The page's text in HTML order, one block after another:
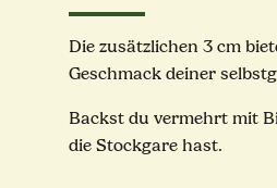
Die zusätzlichen 3 cm
Geschmack deiner
Backst du vermehrt mit
die Stockgare hast.